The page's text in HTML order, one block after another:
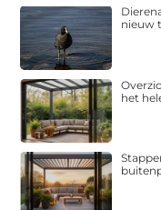
nieuw
het